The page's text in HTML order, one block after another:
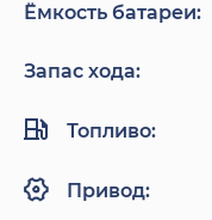
Ёмкость батареи:
Запас хода:
Топливо:
Привод: